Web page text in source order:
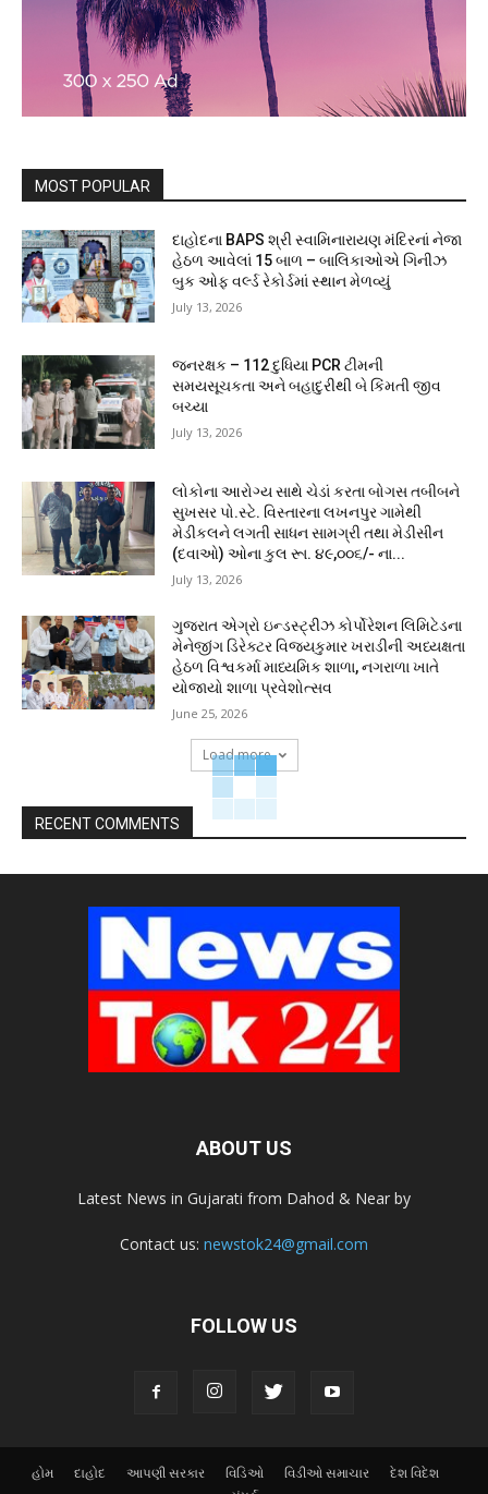
MOST POPULAR
દાહોદના BAPS શ્રી સ્વામિનારાયણ મંદિરનાં નેજા
હેઠળ આવેલાં 15 બાળ – બાલિકાઓએ ગિનીઝ
બુક ઓફ વર્લ્ડ રેકોર્ડમાં સ્થાન મેળવ્યું
July 13, 2026
જનરક્ષક – 112 દુધિયા PCR ટીમની
સમયસૂચકતા અને બહાદુરીથી બે કિંમતી જીવ
બચ્યા
July 13, 2026
લોકોના આરોગ્ય સાથે ચેડાં કરતા બોગસ તબીબને
સુખસર પો.સ્ટે. વિસ્તારના લખનપુર ગામેથી
મેડીકલને લગતી સાધન સામગ્રી તથા મેડીસીન
(દવાઓ) ઓના કુલ રૂા. ૪૯,૦૦૬/- ના...
July 13, 2026
ગુજરાત એગ્રો ઇન્ડસ્ટ્રીઝ કોર્પોરેશન લિમિટેડના
મેનેજીંગ ડિરેક્ટર વિજયકુમાર ખરાડીની અધ્યક્ષતા
હેઠળ વિશ્વકર્મા માધ્યમિક શાળા, નગરાળા ખાતે
યોજાયો શાળા પ્રવેશોત્સવ
June 25, 2026
Load more
RECENT COMMENTS
ABOUT US
Latest News in Gujarati from Dahod & Near by
Contact us: newstok24@gmail.com
FOLLOW US
હોમ દાહોદ આપણી સરકાર વિડિઓ વિડીઓ સમાચાર
દેશ વિદેશ